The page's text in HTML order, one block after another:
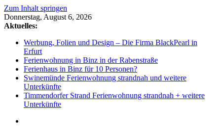
Zum Inhalt springen
Donnerstag, August 6, 2026
Aktuelles:
Werbung, Folien und Design – Die Firma BlackPearl in
Erfurt
Ferienwohnung in Binz in der Rabenstraße
Ferienhaus in Binz für 10 Personen?
Swinemünde Ferienwohnung strandnah und weitere
Unterkünfte
Timmendorfer Strand Ferienwohnung strandnah + weitere
Unterkünfte